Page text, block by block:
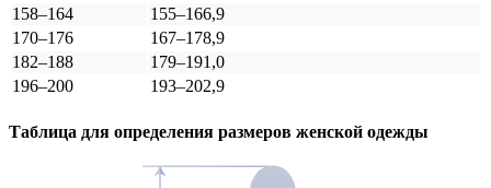
158–164
155–166,9
170–176
167–178,9
182–188
179–191,0
196–200
193–202,9
Таблица для определения размеров женской одежды